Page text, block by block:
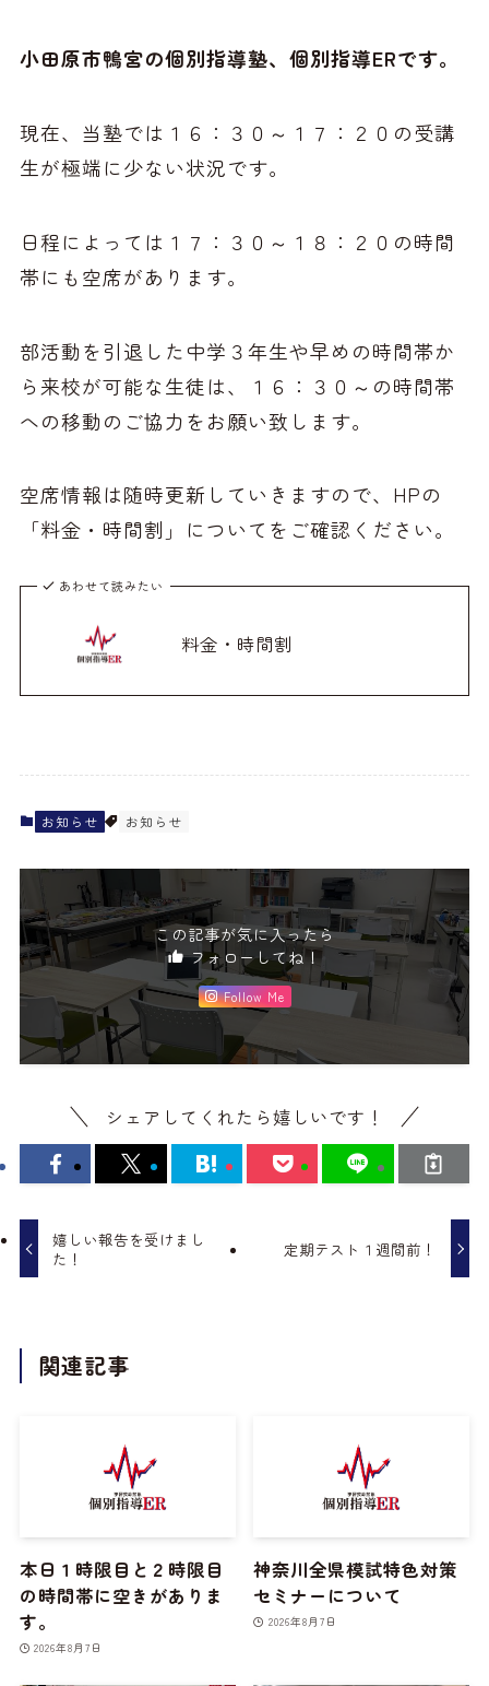
小田原市鴨宮の個別指導塾、個別指導ERです。
現在、当塾では１６：３０～１７：２０の受講
生が極端に少ない状況です。
日程によっては１７：３０～１８：２０の時間
帯にも空席があります。
部活動を引退した中学３年生や早めの時間帯か
ら来校が可能な生徒は、１６：３０～の時間帯
への移動のご協力をお願い致します。
空席情報は随時更新していきますので、HPの
「料金・時間割」についてをご確認ください。
あわせて読みたい
料金・時間割
お知らせ お知らせ
この記事が気に入ったら
フォローしてね！
Follow Me
シェアしてくれたら嬉しいです！
嬉しい報告を受けまし
た！
定期テスト１週間前！
関連記事
本日１時限目と２時限目
の時間帯に空きがありま
す。
2026年8月7日
神奈川全県模試特色対策
セミナーについて
2026年8月7日